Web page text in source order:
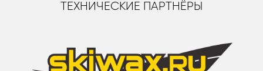
ТЕХНИЧЕСКИЕ ПАРТНЁРЫ